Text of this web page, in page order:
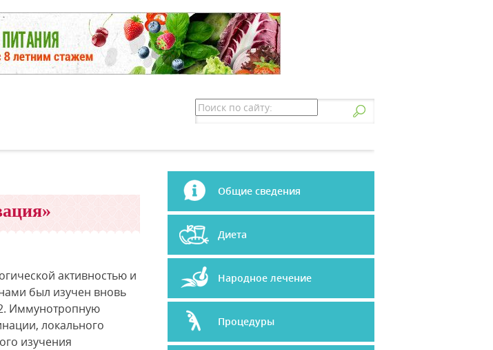
активностью и
был изучен вновь
Иммунотропную
локального
изучения
Общие сведения
Диета
Народное лечение
Процедуры